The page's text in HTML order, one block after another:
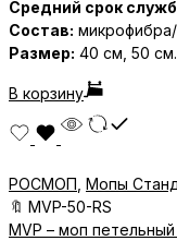
Средний срок
Состав:
Размер: 40 см, 50 см.
В корзину
РОСМОП Мопы
🔖 MVP-50-RS
MVP – моп